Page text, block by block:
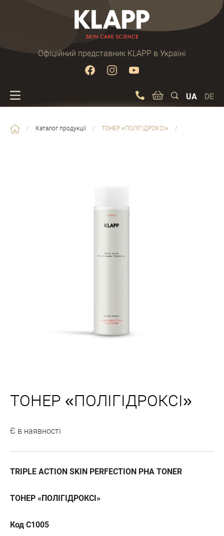
Офіційний представник KLAPP в Україні
UA DE
/ Каталог продукції / ТОНЕР «ПОЛІГІДРОКСІ» /
ТОНЕР «ПОЛІГІДРОКСІ»
Є в наявності
TRIPLE ACTION SKIN PERFECTION PHA TONER
ТОНЕР «ПОЛІГІДРОКСІ»
Код C1005